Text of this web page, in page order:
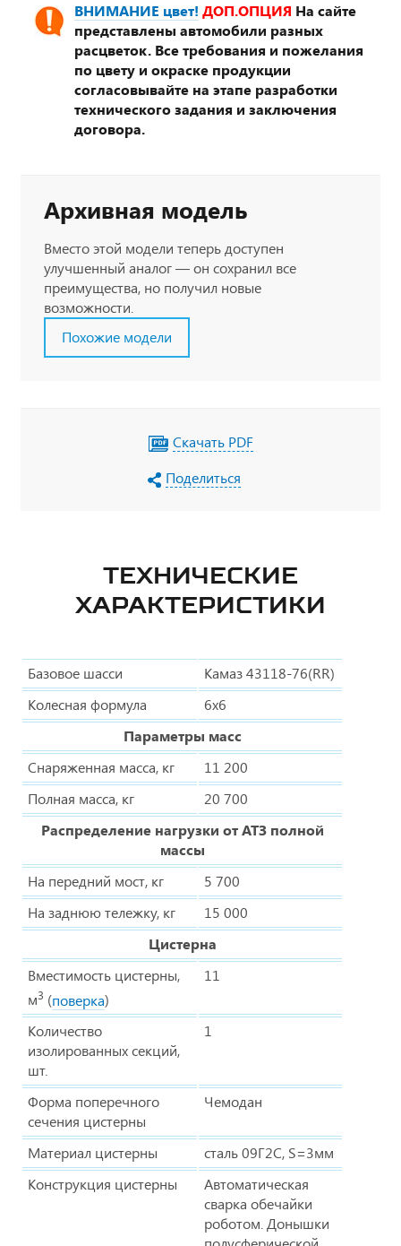
ВНИМАНИЕ цвет! ДОП.ОПЦИЯ На сайте
представлены автомобили разных
расцветок. Все требования и пожелания
по цвету и окраске продукции
согласовывайте на этапе разработки
технического задания и заключения
договора.
Архивная модель
Вместо этой модели теперь доступен
улучшенный аналог — он сохранил все
преимущества, но получил новые
возможности.
Похожие модели
Скачать PDF
Поделиться
ТЕХНИЧЕСКИЕ
ХАРАКТЕРИСТИКИ
Базовое шасси
Камаз 43118-76(RR)
Колесная формула
6х6
Параметры масс
Снаряженная масса, кг
11 200
Полная масса, кг
20 700
Распределение нагрузки от АТЗ полной
массы
На передний мост, кг
5 700
На заднюю тележку, кг
15 000
Цистерна
Вместимость цистерны,
м3 (поверка)
11
Количество
изолированных секций,
шт.
1
Форма поперечного
сечения цистерны
Чемодан
Материал цистерны
сталь 09Г2С, S=3мм
Конструкция цистерны
Автоматическая
сварка обечайки
роботом. Донышки